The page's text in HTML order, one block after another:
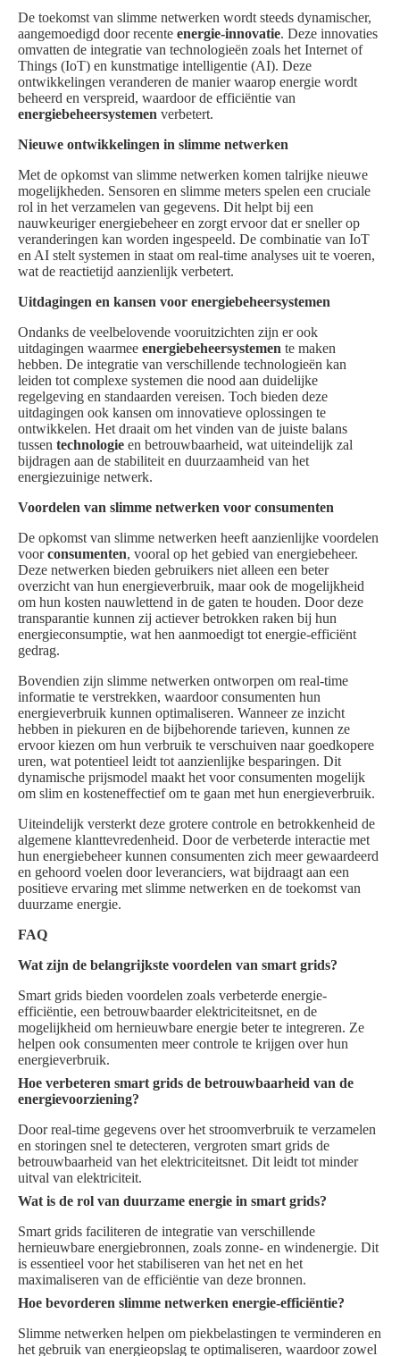
De toekomst van slimme netwerken wordt steeds dynamischer,
aangemoedigd door recente energie-innovatie. Deze innovaties
omvatten de integratie van technologieën zoals het Internet of
Things (IoT) en kunstmatige intelligentie (AI). Deze
ontwikkelingen veranderen de manier waarop energie wordt
beheerd en verspreid, waardoor de efficiëntie van
energiebeheersystemen verbetert.
Nieuwe ontwikkelingen in slimme netwerken
Met de opkomst van slimme netwerken komen talrijke nieuwe
mogelijkheden. Sensoren en slimme meters spelen een cruciale
rol in het verzamelen van gegevens. Dit helpt bij een
nauwkeuriger energiebeheer en zorgt ervoor dat er sneller op
veranderingen kan worden ingespeeld. De combinatie van IoT
en AI stelt systemen in staat om real-time analyses uit te voeren,
wat de reactietijd aanzienlijk verbetert.
Uitdagingen en kansen voor energiebeheersystemen
Ondanks de veelbelovende vooruitzichten zijn er ook
uitdagingen waarmee energiebeheersystemen te maken
hebben. De integratie van verschillende technologieën kan
leiden tot complexe systemen die nood aan duidelijke
regelgeving en standaarden vereisen. Toch bieden deze
uitdagingen ook kansen om innovatieve oplossingen te
ontwikkelen. Het draait om het vinden van de juiste balans
tussen technologie en betrouwbaarheid, wat uiteindelijk zal
bijdragen aan de stabiliteit en duurzaamheid van het
energiezuinige netwerk.
Voordelen van slimme netwerken voor consumenten
De opkomst van slimme netwerken heeft aanzienlijke voordelen
voorconsumenten, vooral op het gebied van energiebeheer.
Deze netwerken bieden gebruikers niet alleen een beter
overzicht van hun energieverbruik, maar ook de mogelijkheid
om hun kosten nauwlettend in de gaten te houden. Door deze
transparantie kunnen zij actiever betrokken raken bij hun
energieconsumptie, wat hen aanmoedigt tot energie-efficiënt
gedrag.
Bovendien zijn slimme netwerken ontworpen om real-time
informatie te verstrekken, waardoor consumenten hun
energieverbruik kunnen optimaliseren. Wanneer ze inzicht
hebben in piekuren en de bijbehorende tarieven, kunnen ze
ervoor kiezen om hun verbruik te verschuiven naar goedkopere
uren, wat potentieel leidt tot aanzienlijke besparingen. Dit
dynamische prijsmodel maakt het voor consumenten mogelijk
om slim en kosteneffectief om te gaan met hun energieverbruik.
Uiteindelijk versterkt deze grotere controle en betrokkenheid de
algemene klanttevredenheid. Door de verbeterde interactie met
hun energiebeheer kunnen consumenten zich meer gewaardeerd
en gehoord voelen door leveranciers, wat bijdraagt aan een
positieve ervaring met slimme netwerken en de toekomst van
duurzame energie.
FAQ
Wat zijn de belangrijkste voordelen van smart grids?
Smart grids bieden voordelen zoals verbeterde energie-
efficiëntie, een betrouwbaarder elektriciteitsnet, en de
mogelijkheid om hernieuwbare energie beter te integreren. Ze
helpen ook consumenten meer controle te krijgen over hun
energieverbruik.
Hoe verbeteren smart grids de betrouwbaarheid van de
energievoorziening?
Door real-time gegevens over het stroomverbruik te verzamelen
en storingen snel te detecteren, vergroten smart grids de
betrouwbaarheid van het elektriciteitsnet. Dit leidt tot minder
uitval van elektriciteit.
Wat is de rol van duurzame energie in smart grids?
Smart grids faciliteren de integratie van verschillende
hernieuwbare energiebronnen, zoals zonne- en windenergie. Dit
is essentieel voor het stabiliseren van het net en het
maximaliseren van de efficiëntie van deze bronnen.
Hoe bevorderen slimme netwerken energie-efficiëntie?
Slimme netwerken helpen om piekbelastingen te verminderen en
het gebruik van energieopslag te optimaliseren, waardoor zowel